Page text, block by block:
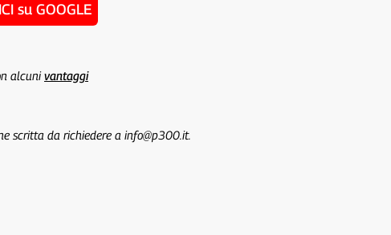
su GOOGLE
alcunivantaggi
scritta da richiedere a info@p300.it.